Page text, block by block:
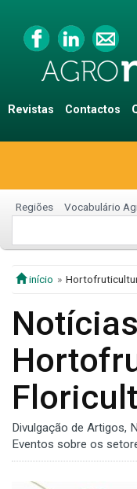
Revistas Contactos
Regiões Vocabulário
início
Divulgação de Artigos,
Eventos sobre os